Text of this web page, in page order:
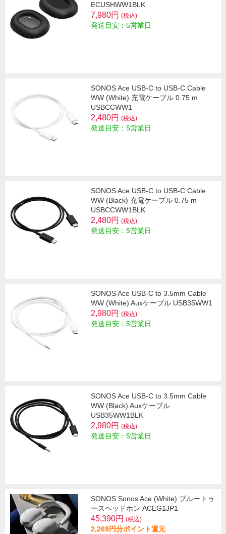
ECUSHWW1BLK
7,980円 (税込)
発送目安：5営業日
SONOS Ace USB-C to USB-C Cable
WW (White) 充電ケーブル 0.75 m
USBCCWW1
2,480円 (税込)
発送目安：5営業日
SONOS Ace USB-C to USB-C Cable
WW (Black) 充電ケーブル 0.75 m
USBCCWW1BLK
2,480円 (税込)
発送目安：5営業日
SONOS Ace USB-C to 3.5mm Cable
WW (White) Auxケーブル USB35WW1
2,980円 (税込)
発送目安：5営業日
SONOS Ace USB-C to 3.5mm Cable
WW (Black) Auxケーブル
USB35WW1BLK
2,980円 (税込)
発送目安：5営業日
SONOS Sonos Ace (White) ブルートゥ
ースヘッドホン ACEG1JP1
45,390円 (税込)
2,269円分ポイント還元